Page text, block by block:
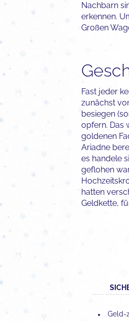
Nachbarn
erkennen.
Großen
Fast jeder
zunächst
besiegen
opfern. Das
goldenen
Ariadne
es handele
geflohen
hatten
Geldkette,
Geld-